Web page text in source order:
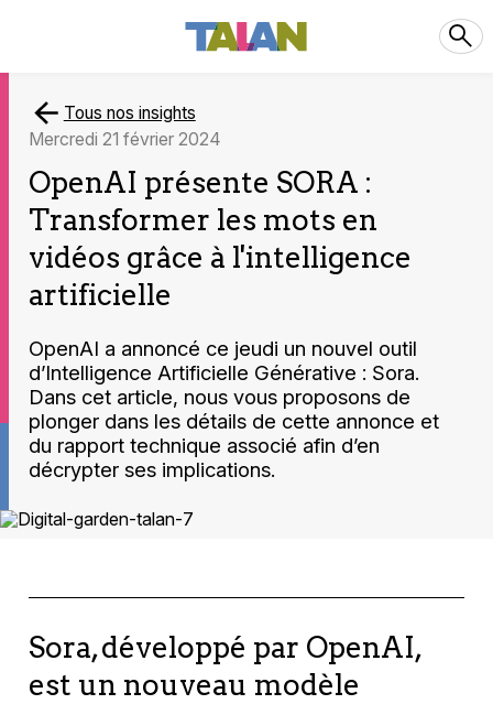
Tous nos insights
mercredi 21 février 2024
OpenAI présente SORA :
Transformer les mots en
vidéos grâce à l'intelligence
artificielle
OpenAI a annoncé ce jeudi un nouvel outil
d’Intelligence Artificielle Générative : Sora.
Dans cet article, nous vous proposons de
plonger dans les détails de cette annonce et
du rapport technique associé afin d’en
décrypter ses implications.
Sora, développé par OpenAI,
est un nouveau modèle